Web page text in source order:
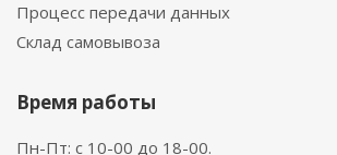
Процесс передачи данных
Склад самовывоза
Время работы
Пн-Пт: с 10-00 до 18-00.